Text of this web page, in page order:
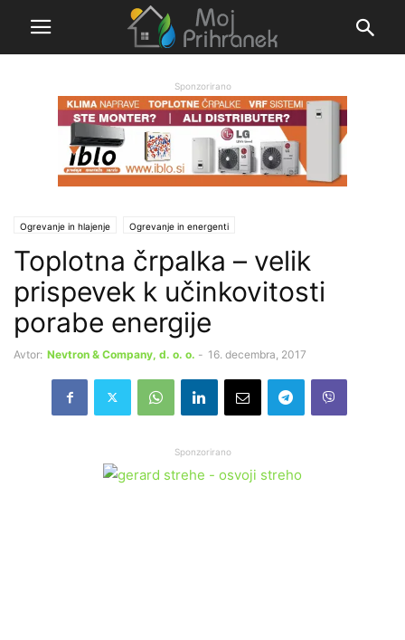
Sponzorirano
Ogrevanje in hlajenje Ogrevanje in energenti
Toplotna črpalka – velik
prispevek k učinkovitosti
porabe energije
Avtor: Nevtron & Company, d. o. o. - 16. decembra, 2017
Sponzorirano